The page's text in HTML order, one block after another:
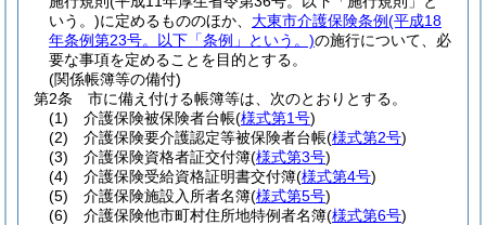
いう。)に定めるもののほか、 大東市介護保険条例(平成18
年条例第23号。以下「条例」という。)の施行について、必
要な事項を定めることを目的とする。
(関係帳簿等の備付)
第2条
市に備え付ける帳簿等は、次のとおりとする。
(1)
介護保険被保険者台帳(様式第1号)
(2)
介護保険要介護認定等被保険者台帳(様式第2号)
(3)
介護保険資格者証交付簿(様式第3号)
(4)
介護保険受給資格証明書交付簿(様式第4号)
(5)
介護保険施設入所者名簿(様式第5号)
(6)
介護保険他市町村住所地特例者名簿(様式第6号)